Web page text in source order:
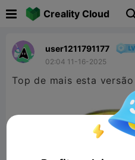
Creality Cloud 
user1211791177
02:04 11-16-2025
Top de mais esta versão